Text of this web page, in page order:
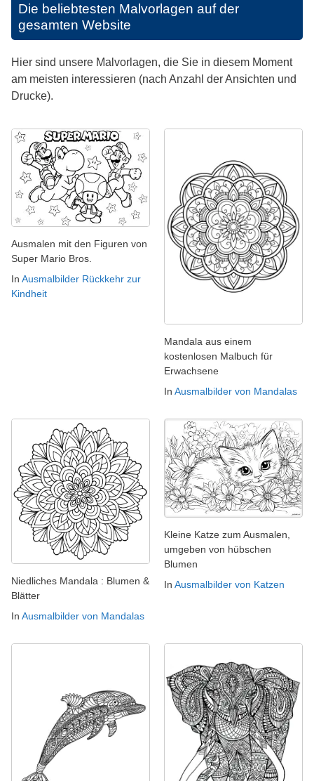
Die beliebtesten Malvorlagen auf der
gesamten Website
Hier sind unsere Malvorlagen, die Sie in diesem Moment
am meisten interessieren (nach Anzahl der Ansichten und
Drucke).
Ausmalen mit den Figuren von
Super Mario Bros.
In Ausmalbilder Rückkehr zur
Kindheit
Mandala aus einem
kostenlosen Malbuch für
Erwachsene
In Ausmalbilder von Mandalas
Niedliches Mandala : Blumen &
Blätter
In Ausmalbilder von Mandalas
Kleine Katze zum Ausmalen,
umgeben von hübschen
Blumen
In Ausmalbilder von Katzen